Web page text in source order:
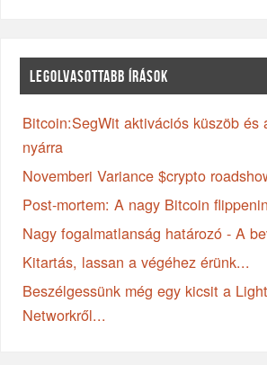
LEGOLVASOTTABB ÍRÁSOK
Bitcoin:SegWit aktivációs küszöb és
nyárra
Novemberi Variance $crypto
Post-mortem: A nagy Bitcoin
Nagy fogalmatlanság határozó - A
Kitartás, lassan a végéhez érünk...
Beszélgessünk még egy kicsit a
Networkről...